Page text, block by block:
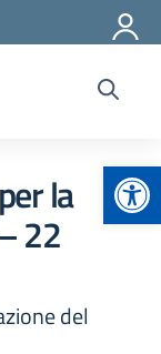
la
22
del